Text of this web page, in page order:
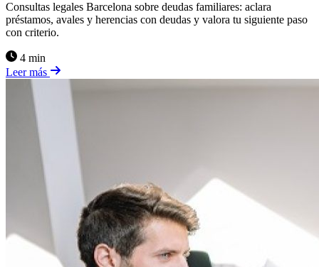
Consultas legales Barcelona sobre deudas familiares: aclara
préstamos, avales y herencias con deudas y valora tu siguiente paso
con criterio.
4 min
Leer más